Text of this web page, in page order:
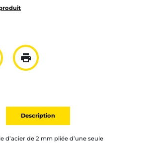
mail
à la liste
print
Imprimer
Description
d’acier de 2 mm pliée d’une seule